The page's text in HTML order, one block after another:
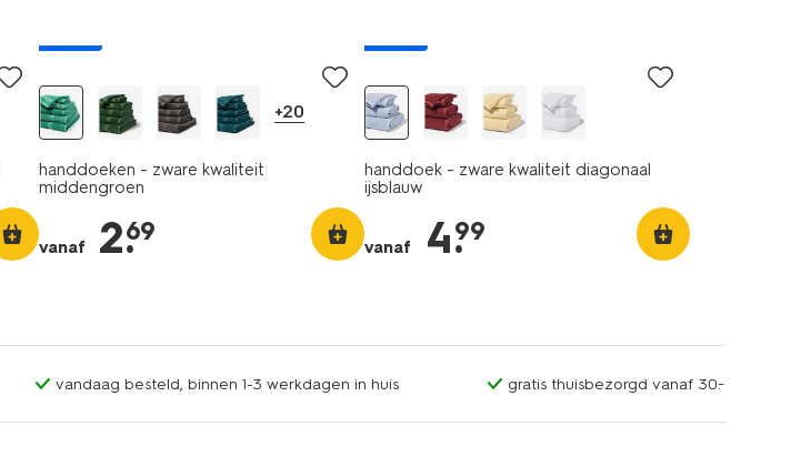
+20
handdoeken - zware kwaliteit
middengroen
vanaf 2.
69
handdoek - zware kwaliteit diagonaal
ijsblauw
vanaf 4.
99
vandaag besteld, binnen 1-3 werkdagen in huis gratis thuisbezorgd vanaf 30.-